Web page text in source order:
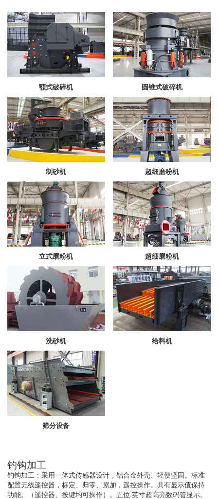
颚式破碎机 圆锥式破碎机
制砂机 超细磨粉机
立式磨粉机 超细磨粉机
洗砂机 给料机
筛分设备
钓钩加工
钓钩加工：采用一体式传感器设计，铝合金外壳、轻便坚固。标准
配置无线遥控器，标定、归零、累加，遥控操作。具有显示值保持
功能。（遥控器、按键均可操作）。五位.英寸超高亮数码管显示。